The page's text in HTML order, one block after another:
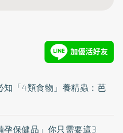
知「4類食物」養精蟲：芭
保健品」你只需要這3